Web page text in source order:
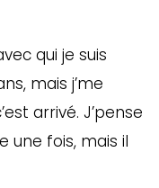
qui je suis
mais j’me
arrivé. J’pense
une fois, mais il